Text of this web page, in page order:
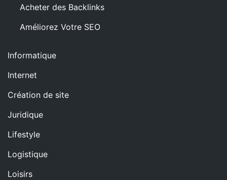
Acheter des Backlinks
Améliorez Votre SEO
Informatique
Internet
Création de site
Juridique
Lifestyle
Logistique
Loisirs